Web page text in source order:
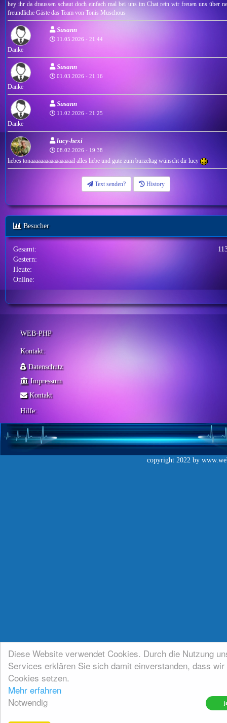
Diese Website verwendet Cookies. Durch die Nutzung
Services erklären Sie sich damit einverstanden, dass wir
Cookies setzen.
Mehr erfahren
Notwendig
hey ihr da draussen schaut doch einfach mal bei uns im Chat rein wir freuen uns über
freundliche Gäste das Team von Tonis Muschous
Susann
11.05.2026 - 21:44
Danke
Susann
01.03.2026 - 21:16
Danke
Susann
11.02.2026 - 21:25
Danke
lucy-hexi
08.02.2026 - 19:38
liebes tonaaaaaaaaaaaaaaaaal alles liebe und gute zum burzeltag wünscht dir lucy
Text senden? History
Besucher
Gesamt:
Gestern:
Heute:
Online:
WEB-PHP
Kontakt:
Datenschutz
Impressum
Kontakt
Hilfe:
copyright 2022 by